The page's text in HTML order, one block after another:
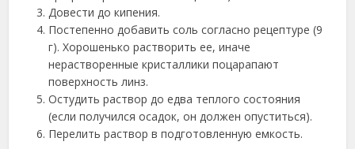
Довести до кипения.
Постепенно добавить соль согласно рецептуре (9
г). Хорошенько растворить ее, иначе
нерастворенные кристаллики поцарапают
поверхность линз.
Остудить раствор до едва теплого состояния
(если получился осадок, он должен опуститься).
Перелить раствор в подготовленную емкость.